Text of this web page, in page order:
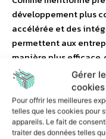
Gérer
cookies
Pour offrir les meilleures
telles que les cookies pour
appareils. Le fait de
traiter des données telles
développement plus
accélérée et des
permettent aux
manière plus
réduire les coûts sur
Les
en bref